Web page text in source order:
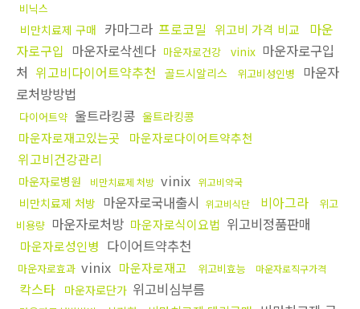
비닉스
비만치료제 구매 카마그라 프로코밀 위고비 가격 비교
마운
자로구입 마운자로삭센다 마운자로건강 vinix 마운자로구입
처 위고비다이어트약추천 골드시알리스 위고비성인병
마운자
로처방방법
다이어트약 울트라킹콩 울트라킹콩
마운자로재고있는곳 마운자로다이어트약추천
위고비건강관리
마운자로병원 비만치료제 처방 vinix 위고비약국
비만치료제 처방 마운자로국내출시 위고비식단 비아그라
위고
비용량 마운자로처방 마운자로식이요법 위고비정품판매
마운자로성인병 다이어트약추천
마운자로효과 vinix 마운자로재고 위고비효능 마운자로직구가격
칵스타 마운자로단가 위고비심부름